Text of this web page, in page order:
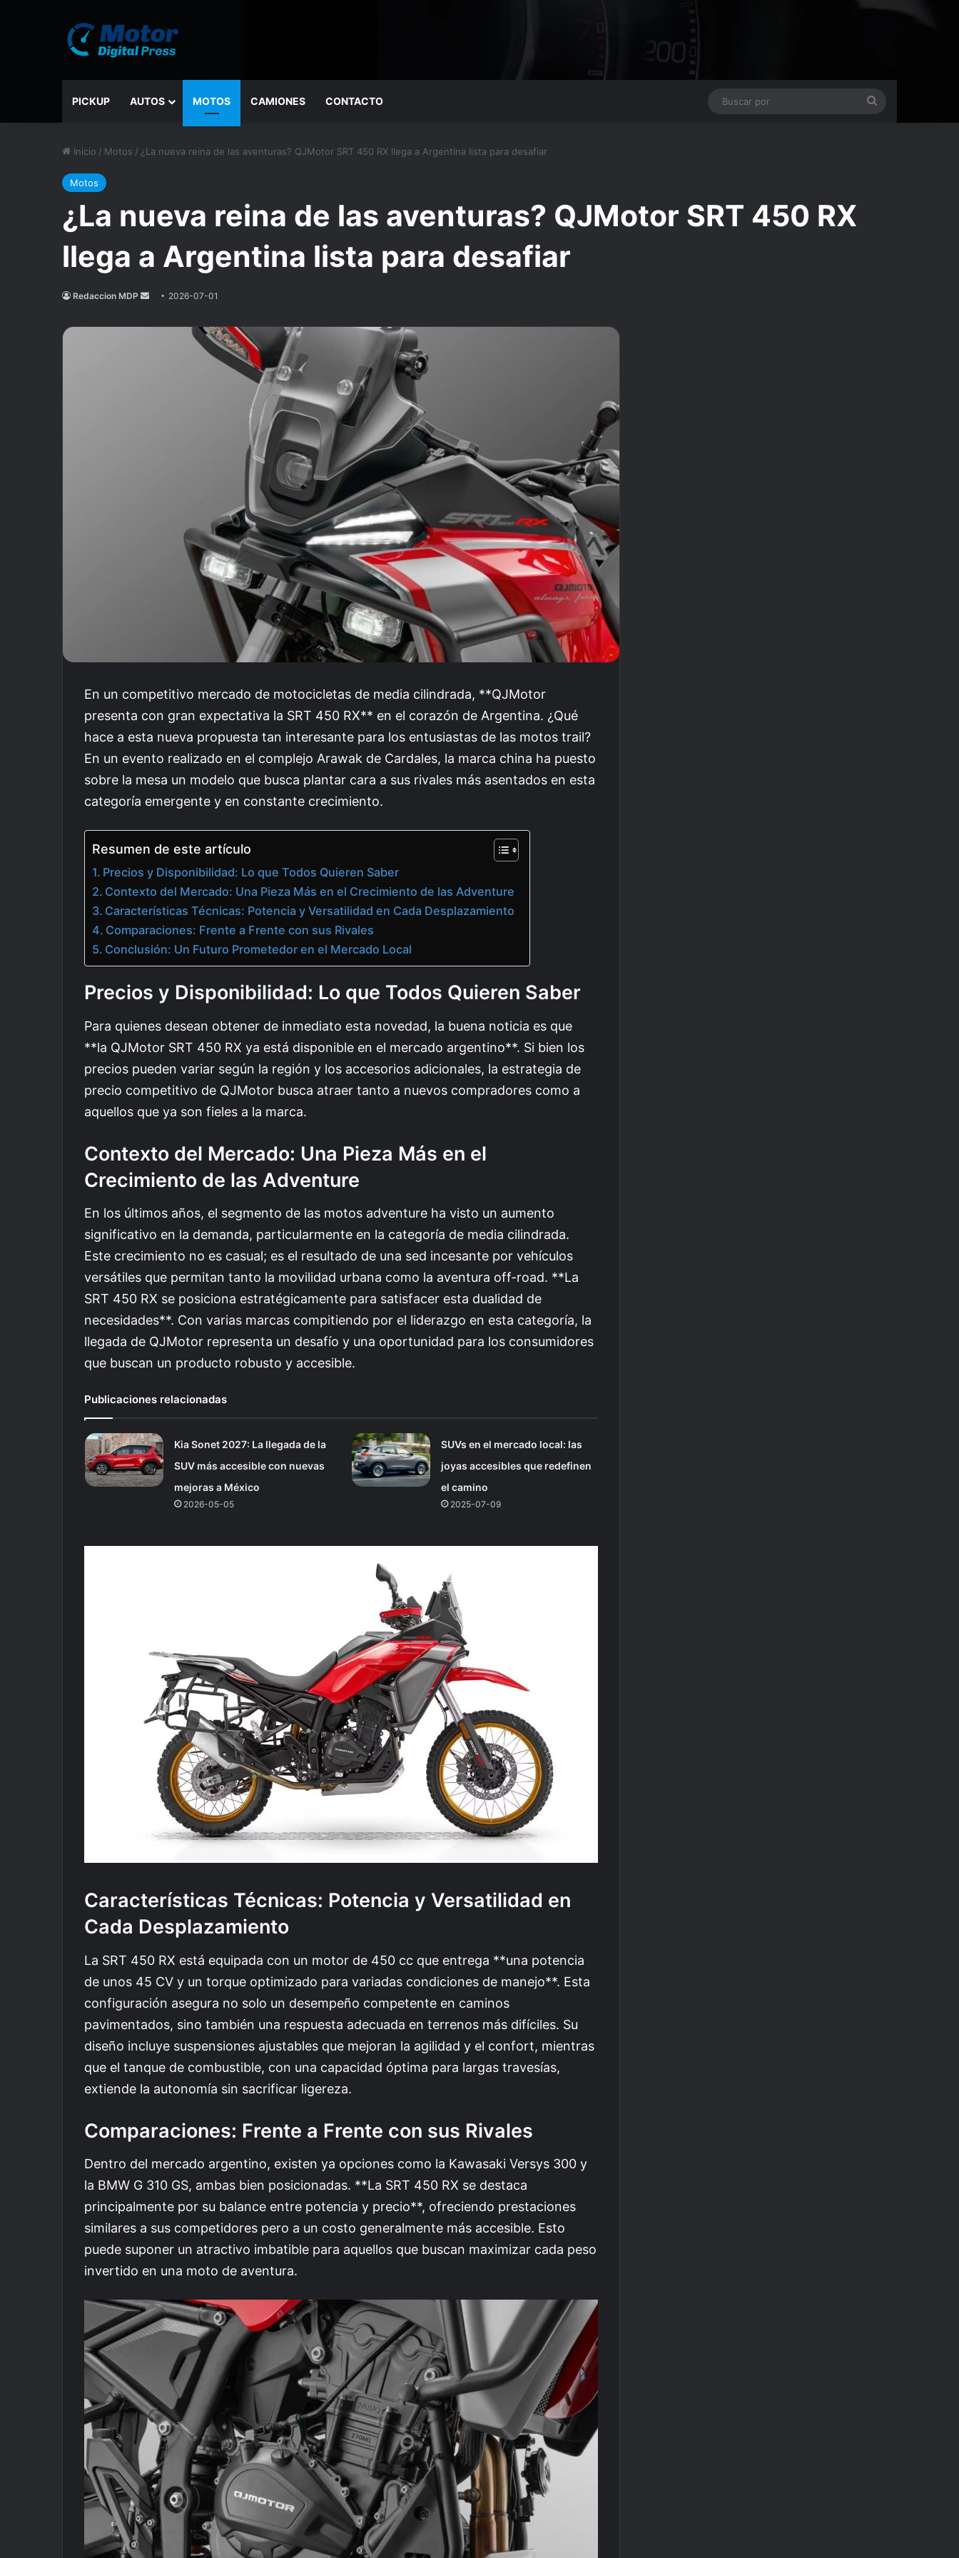
PICKUP AUTOS MOTOS CAMIONES CONTACTO
Inicio / Motos / ¿La nueva reina de las aventuras? QJMotor SRT 450 RX llega a Argentina lista para desafiar
Motos
¿La nueva reina de las aventuras? QJMotor SRT 450 RX
llega a Argentina lista para desafiar
Redaccion MDP
Send
email
2026-07-01
En un competitivo mercado de motocicletas de media cilindrada, **QJMotor
presenta con gran expectativa la SRT 450 RX** en el corazón de Argentina. ¿Qué
hace a esta nueva propuesta tan interesante para los entusiastas de las motos trail?
En un evento realizado en el complejo Arawak de Cardales, la marca china ha puesto
sobre la mesa un modelo que busca plantar cara a sus rivales más asentados en esta
categoría emergente y en constante crecimiento.
Resumen de este artículo
Precios y Disponibilidad: Lo que Todos Quieren Saber
Contexto del Mercado: Una Pieza Más en el Crecimiento de las Adventure
Características Técnicas: Potencia y Versatilidad en Cada Desplazamiento
Comparaciones: Frente a Frente con sus Rivales
Conclusión: Un Futuro Prometedor en el Mercado Local
Precios y Disponibilidad: Lo que Todos Quieren Saber
Para quienes desean obtener de inmediato esta novedad, la buena noticia es que
**la QJMotor SRT 450 RX ya está disponible en el mercado argentino**. Si bien los
precios pueden variar según la región y los accesorios adicionales, la estrategia de
precio competitivo de QJMotor busca atraer tanto a nuevos compradores como a
aquellos que ya son fieles a la marca.
Contexto del Mercado: Una Pieza Más en el
Crecimiento de las Adventure
En los últimos años, el segmento de las motos adventure ha visto un aumento
significativo en la demanda, particularmente en la categoría de media cilindrada.
Este crecimiento no es casual; es el resultado de una sed incesante por vehículos
versátiles que permitan tanto la movilidad urbana como la aventura off-road. **La
SRT 450 RX se posiciona estratégicamente para satisfacer esta dualidad de
necesidades**. Con varias marcas compitiendo por el liderazgo en esta categoría, la
llegada de QJMotor representa un desafío y una oportunidad para los consumidores
que buscan un producto robusto y accesible.
Publicaciones relacionadas
Kia Sonet 2027: La llegada de la
SUV más accesible con nuevas
mejoras a México
2026-05-05
SUVs en el mercado local: las
joyas accesibles que redefinen
el camino
2025-07-09
Características Técnicas: Potencia y Versatilidad en
Cada Desplazamiento
La SRT 450 RX está equipada con un motor de 450 cc que entrega **una potencia
de unos 45 CV y un torque optimizado para variadas condiciones de manejo**. Esta
configuración asegura no solo un desempeño competente en caminos
pavimentados, sino también una respuesta adecuada en terrenos más difíciles. Su
diseño incluye suspensiones ajustables que mejoran la agilidad y el confort, mientras
que el tanque de combustible, con una capacidad óptima para largas travesías,
extiende la autonomía sin sacrificar ligereza.
Comparaciones: Frente a Frente con sus Rivales
Dentro del mercado argentino, existen ya opciones como la Kawasaki Versys 300 y
la BMW G 310 GS, ambas bien posicionadas. **La SRT 450 RX se destaca
principalmente por su balance entre potencia y precio**, ofreciendo prestaciones
similares a sus competidores pero a un costo generalmente más accesible. Esto
puede suponer un atractivo imbatible para aquellos que buscan maximizar cada peso
invertido en una moto de aventura.